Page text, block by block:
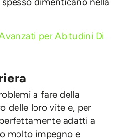
per Abitudini Di
a fare della
delle loro vite e, per
adatti a
molto impegno e